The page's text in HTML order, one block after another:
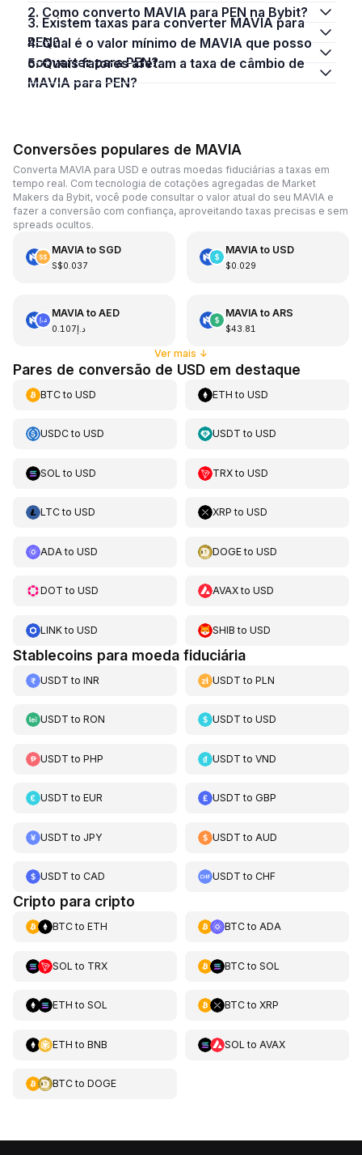
2. Como converto MAVIA para PEN na Bybit?
3. Existem taxas para converter MAVIA para
PEN?
4. Qual é o valor mínimo de MAVIA que posso
converter para PEN?
5. Quais fatores afetam a taxa de câmbio de
MAVIA para PEN?
Conversões populares de MAVIA
Converta MAVIA para USD e outras moedas fiduciárias a taxas em
tempo real. Com tecnologia de cotações agregadas de Market
Makers da Bybit, você pode consultar o valor atual do seu MAVIA e
fazer a conversão com confiança, aproveitando taxas precisas e sem
spreads ocultos.
MAVIAto SGD
S$0.037
MAVIAto USD
$0.029
MAVIAto AED
د.إ0.107
MAVIAto ARS
$43.81
Ver mais ↓
Pares de conversão de USD em destaque
BTCto USD ETH toUSD
USDCto USD USDT toUSD
SOL to USD TRXtoUSD
LTCto USD XRP toUSD
ADA to USD DOGEtoUSD
DOT to USD AVAXtoUSD
LINKto USD SHIB toUSD
Stablecoins para moeda fiduciária
USDT to INR USDT toPLN
USDT to RON USDT toUSD
USDT to PHP USDT toVND
USDT to EUR USDT toGBP
USDT to JPY USDT to AUD
USDT to CAD USDT toCHF
Cripto para cripto
BTCto ETH BTCto ADA
SOL to TRX BTCto SOL
ETH to SOL BTCto XRP
ETH to BNB SOL to AVAX
BTCto DOGE